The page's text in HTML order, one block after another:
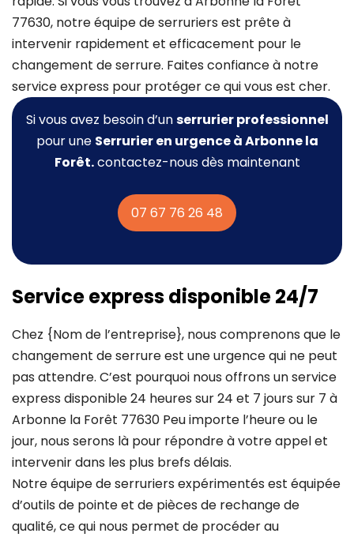
77630, notre équipe de serruriers est prête à
intervenir rapidement et efficacement pour le
changement de serrure. Faites confiance à notre
service express pour protéger ce qui vous est cher.
Si vous avez besoin d’unserrurier professionnel
pour une Serrurieren urgence à Arbonne la
Forêt.contactez-nous dès maintenant
07 67 76 26 48
Service express disponible 24/7
Chez {Nom de l’entreprise}, nous comprenons que le
changement de serrure est une urgence qui ne peut
pas attendre. C’est pourquoi nous offrons un service
express disponible 24 heures sur 24 et 7 jours sur 7 à
Arbonne la Forêt 77630 Peu importe l’heure ou le
jour, nous serons là pour répondre à votre appel et
intervenir dans les plus brefs délais.
Notre équipe de serruriers expérimentés est équipée
d’outils de pointe et de pièces de rechange de
qualité, ce qui nous permet de procéder au